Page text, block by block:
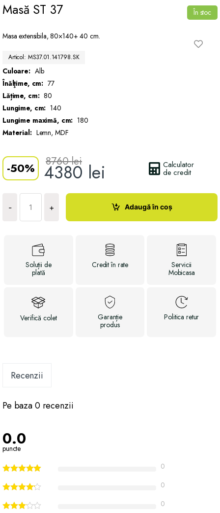
Masă ST 37
Masa extensibila, 80×140+ 40 cm.
Articol: MS37.01.141798.SK
Culoare: Alb
Înălţime, cm: 77
Lățime, cm: 80
Lungime, cm: 140
Lungime maximă, cm: 180
Material: Lemn, MDF
-50% 4380 lei
8760lei Calculator
de credit
În stoc
-
Cantitate
Masă
37
+ Adaugă în coș
Soluții de
plată
Creditîn rate
Servicii
Mobicasa
Verificăcolet
Garanție
produs
Politicaretur
Recenzii
Pe baza 0 recenzii
0.0
puncte
0
0
0